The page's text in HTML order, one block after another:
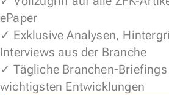
ePaper
✓ Exklusive Analysen,
Interviews aus der Branche
✓ Tägliche Branchen-
wichtigsten Entwicklungen